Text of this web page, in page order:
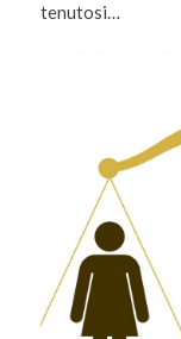
tenutosi…